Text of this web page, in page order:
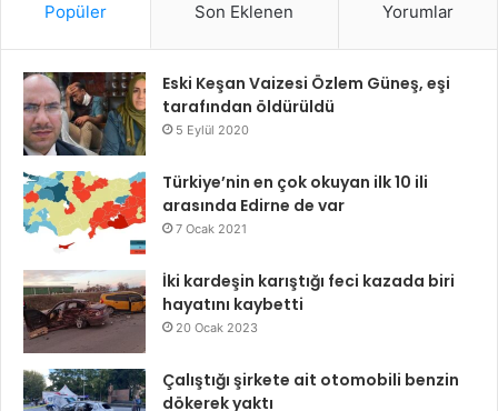
Popüler Son Eklenen Yorumlar
Eski Keşan Vaizesi Özlem Güneş, eşi
tarafından öldürüldü
5 Eylül 2020
Türkiye’nin en çok okuyan ilk 10 ili
arasında Edirne de var
7 Ocak 2021
İki kardeşin karıştığı feci kazada biri
hayatını kaybetti
20 Ocak 2023
Çalıştığı şirkete ait otomobili benzin
dökerek yaktı